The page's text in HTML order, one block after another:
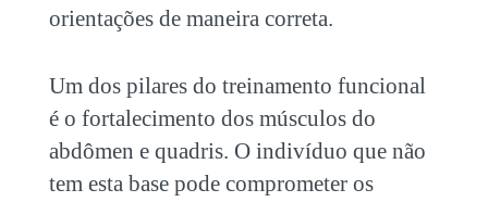
orientações de maneira correta.
Um dos pilares do treinamento funcional
é o fortalecimento dos músculos do
abdômen e quadris. O indivíduo que não
tem esta base pode comprometer os